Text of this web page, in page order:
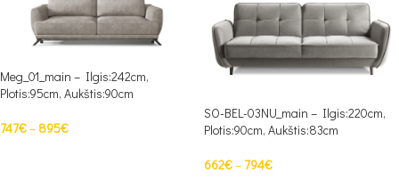
Meg_01_main – Ilgis:242cm,
Plotis:95cm, Aukštis:90cm
747€– 895€
SO-BEL-03NU_main – Ilgis:220cm,
Plotis:90cm, Aukštis:83cm
662€– 794€